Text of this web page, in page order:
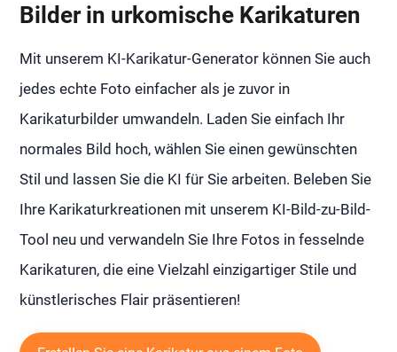
Bilder in urkomische Karikaturen
Mit unserem KI-Karikatur-Generator können Sie auch
jedes echte Foto einfacher als je zuvor in
Karikaturbilder umwandeln. Laden Sie einfach Ihr
normales Bild hoch, wählen Sie einen gewünschten
Stil und lassen Sie die KI für Sie arbeiten. Beleben Sie
Ihre Karikaturkreationen mit unserem KI-Bild-zu-Bild-
Tool neu und verwandeln Sie Ihre Fotos in fesselnde
Karikaturen, die eine Vielzahl einzigartiger Stile und
künstlerisches Flair präsentieren!